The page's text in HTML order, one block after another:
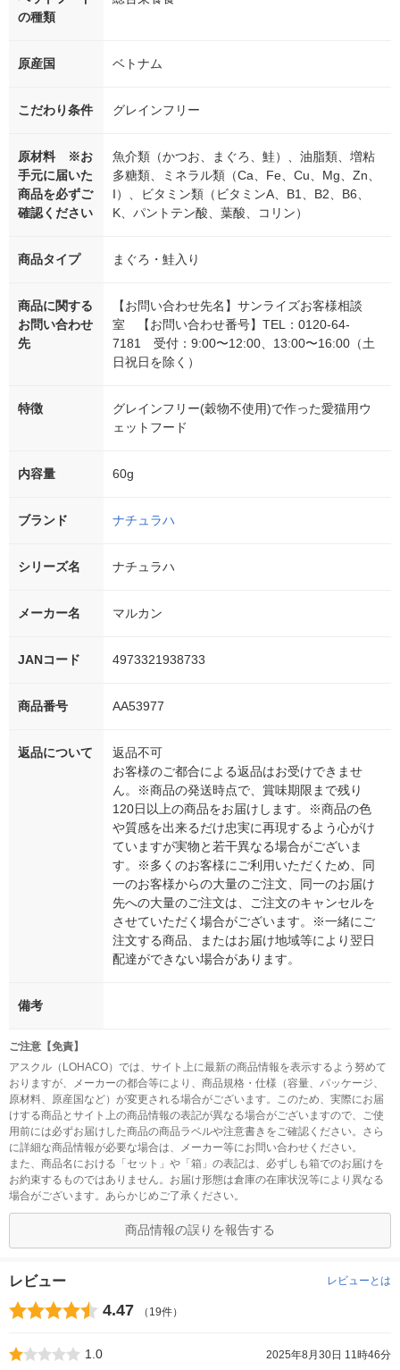
の種類
原産国 ベトナム
こだわり条件 グレインフリー
原材料 ※お
手元に届いた
商品を必ずご
確認ください
魚介類（かつお、まぐろ、鮭）、油脂類、増粘
多糖類、ミネラル類（Ca、Fe、Cu、Mg、Zn、
I）、ビタミン類（ビタミンA、B1、B2、B6、
K、パントテン酸、葉酸、コリン）
商品タイプ まぐろ・鮭入り
商品に関する
お問い合わせ
先
【お問い合わせ先名】サンライズお客様相談
室 【お問い合わせ番号】TEL：0120-64-
7181 受付：9:00〜12:00、13:00〜16:00（土
日祝日を除く）
特徴
グレインフリー(穀物不使用)で作った愛猫用ウ
ェットフード
内容量 60g
ブランド ナチュラハ
シリーズ名 ナチュラハ
メーカー名 マルカン
JANコード 4973321938733
商品番号 AA53977
返品について
返品不可
お客様のご都合による返品はお受けできませ
ん。※商品の発送時点で、賞味期限まで残り
120日以上の商品をお届けします。※商品の色
や質感を出来るだけ忠実に再現するよう心がけ
ていますが実物と若干異なる場合がございま
す。※多くのお客様にご利用いただくため、同
一のお客様からの大量のご注文、同一のお届け
先への大量のご注文は、ご注文のキャンセルを
させていただく場合がございます。※一緒にご
注文する商品、またはお届け地域等により翌日
配達ができない場合があります。
備考
ご注意【免責】
アスクル（LOHACO）では、サイト上に最新の商品情報を表示するよう努めて
おりますが、メーカーの都合等により、商品規格・仕様（容量、パッケージ、
原材料、原産国など）が変更される場合がございます。このため、実際にお届
けする商品とサイト上の商品情報の表記が異なる場合がございますので、ご使
用前には必ずお届けした商品の商品ラベルや注意書きをご確認ください。さら
に詳細な商品情報が必要な場合は、メーカー等にお問い合わせください。
また、商品名における「セット」や「箱」の表記は、必ずしも箱でのお届けを
お約束するものではありません。お届け形態は倉庫の在庫状況等により異なる
場合がございます。あらかじめご了承ください。
商品情報の誤りを報告する
レビュー レビューとは
4.47 （19件）
1.0
2025年8月30日 11時46分